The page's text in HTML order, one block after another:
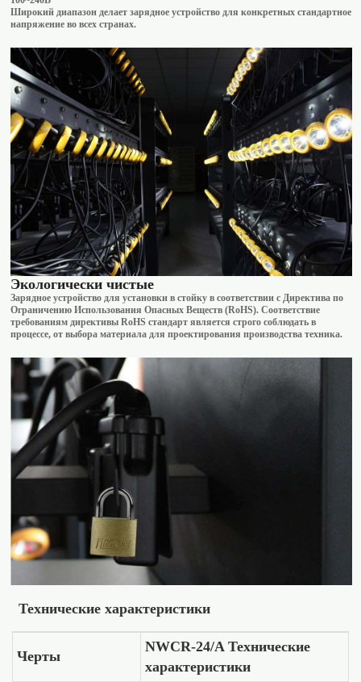
Широкий диапазон делает зарядное устройство для конкретных стандартное
напряжение во всех странах.
Экологически чистые
Зарядное устройство для установки в стойку в соответствии с Директива по
Ограничению Использования Опасных Веществ (RoHS). Соответствие
требованиям директивы RoHS стандарт является строго соблюдать в
процессе, от выбора материала для проектирования производства техника.
Технические характеристики
Черты
NWCR-24/A Технические
характеристики